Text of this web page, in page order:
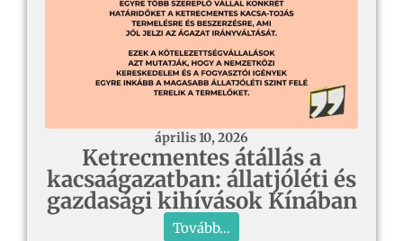
április 10, 2026
Ketrecmentes átállás a
kacsaágazatban: állatjóléti és
gazdasági kihívások Kínában
Tovább...